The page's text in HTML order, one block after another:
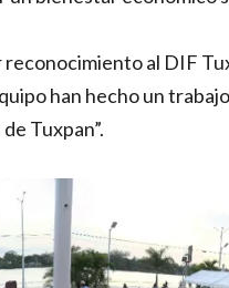
al DIF
han hecho un
Tuxpan”.